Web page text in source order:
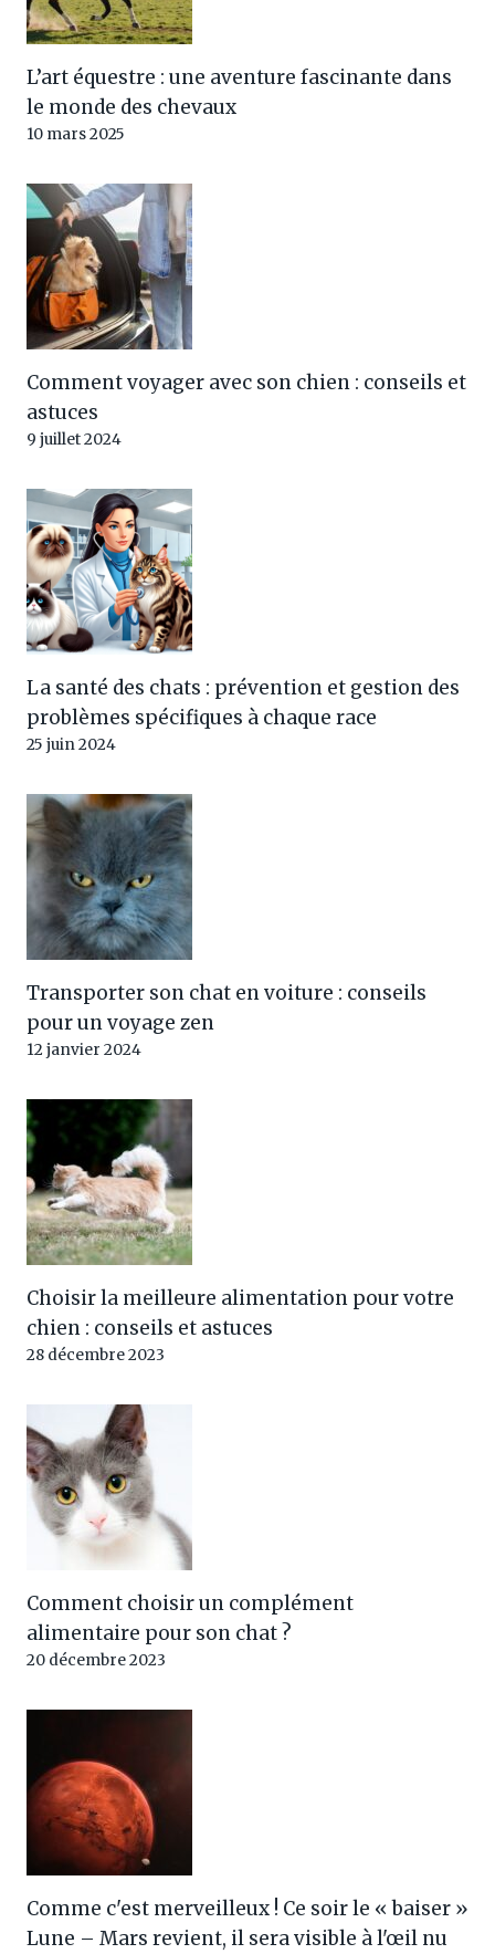
L’art équestre : une aventure fascinante dans
le monde des chevaux
10 mars 2025
Comment voyager avec son chien : conseils et
astuces
9 juillet 2024
La santé des chats : prévention et gestion des
problèmes spécifiques à chaque race
25 juin 2024
Transporter son chat en voiture : conseils
pour un voyage zen
12 janvier 2024
Choisir la meilleure alimentation pour votre
chien : conseils et astuces
28 décembre 2023
Comment choisir un complément
alimentaire pour son chat ?
20 décembre 2023
Comme c'est merveilleux ! Ce soir le « baiser »
Lune – Mars revient, il sera visible à l'œil nu